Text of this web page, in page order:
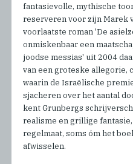
fantasievolle, mythische
reserveren voor zijn Marek
voorlaatste roman 'De
onmiskenbaar een
joodse messias' uit 2004
van een groteske allegorie,
waarin de Israëlische
sjacheren over het aantal
kent Grunbergs
realisme en grillige
regelmaat, soms óm het
afwisselen.